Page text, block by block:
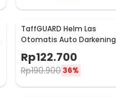
TaffGUARD Helm Las
Otomatis Auto Darkening
Rp122.700
Rp190.900 36%